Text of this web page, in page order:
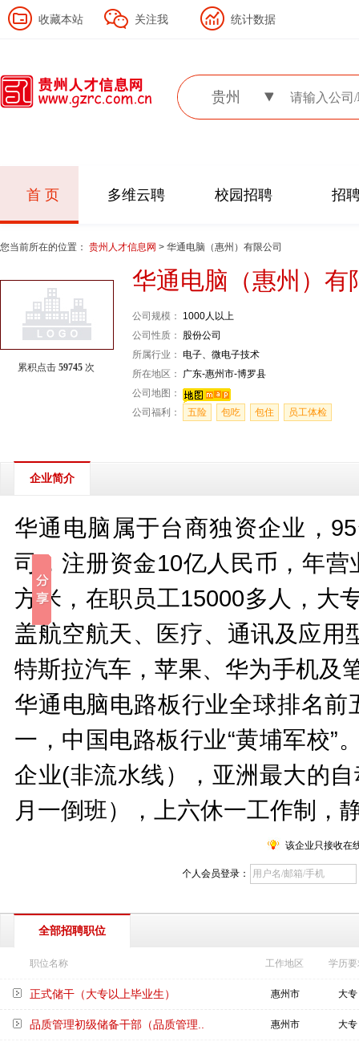
收藏本站 关注我 统计数据
贵州
首 页 多维云聘 校园招聘 招
您当前所在的位置： 贵州人才信息网 > 华通电脑（惠州）有限公司
累积点击 59745 次
华通电脑（惠州）有
公司规模：
1000人以上
公司性质：
股份公司
所属行业： 电子、微电子技术
所在地区：
广东-惠州市-博罗县
公司地图：
公司福利：
五险 包吃 包住 员工体检
企业简介
华通电脑属于台商独资企业，
司，注册资金10亿人民币，年
方米，在职员工15000多人，大
盖航空航天、医疗、通讯及应用
特斯拉汽车，苹果、华为手机及
华通电脑电路板行业全球排名
一，中国电路板行业“黄埔军校”
企业(非流水线），亚洲最大的
月一倒班），上六休一工作制，
该企业只接收在
个人会员登录：
全部招聘职位
职位名称 工作地区 学历
正式储干（大专以上毕业生） 惠州市 大专
品质管理初级储备干部（品质管理.. 惠州市 大专